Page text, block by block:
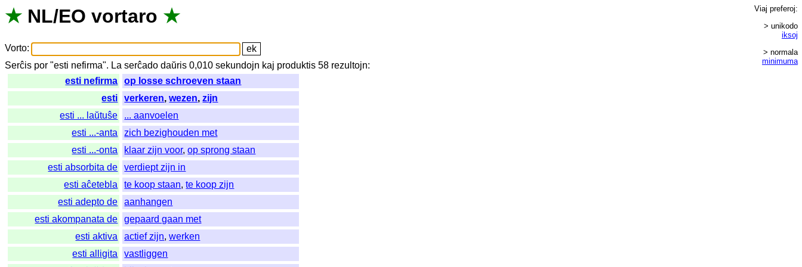
★ NL/EO vortaro ★
Vorto:
Serĉis por "esti nefirma". La serĉado daŭris 0,010sekundojn kaj produktis 58 rezultojn:
esti nefirma
op losse schroeven staan
esti
verkeren,wezen,zijn
esti ... laŭtuŝe
... aanvoelen
esti ...-anta
zich bezighouden met
esti ...-onta
klaar zijn voor,op sprong staan
esti absorbita de
verdiept zijn in
esti aĉetebla
te koop staan,te koop zijn
esti adepto de
aanhangen
esti akompanata de
gepaard gaan met
esti aktiva
actief zijn,werken
esti alligita
vastliggen
Viaj preferoj:
> unikodo
iksoj
> normala
minimuma